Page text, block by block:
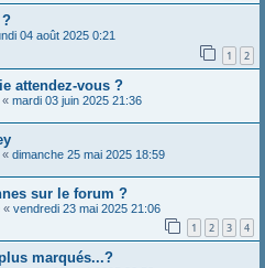
?
04 août 2025 0:21
1 2
attendez-vous ?
« mardi 03 juin 2025 21:36
« dimanche 25 mai 2025 18:59
sur le forum ?
« vendredi 23 mai 2025 21:06
1 2 3 4
marqués...?